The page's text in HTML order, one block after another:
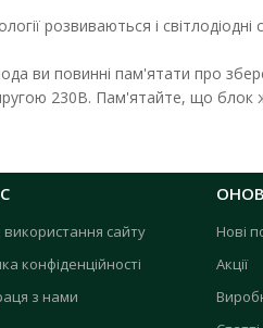
розвиваються і світлодіодні
ви повинні пам'ятати про
230В. Пам'ятайте, що
сайту
конфіденційності
з нами
Нові
Акції